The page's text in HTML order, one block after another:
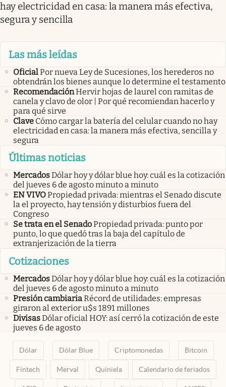
hay electricidad en casa: la manera más efectiva,
segura y sencilla
Las más leídas
OficialPor nueva Ley de Sucesiones, los herederos no
obtendrán los bienes aunque lo determine el testamento
RecomendaciónHervir hojas de laurel con ramitas de
canela y clavo de olor | Por qué recomiendan hacerlo y
para qué sirve
Clave Cómo cargar la batería del celular cuando no hay
electricidad en casa: la manera más efectiva, sencilla y
segura
Últimas noticias
MercadosDólar hoy y dólar blue hoy: cuál es la cotización
del jueves 6 de agosto minuto a minuto
EN VIVOPropiedad privada: mientras el Senado discute
la el proyecto, hay tensión y disturbios fuera del
Congreso
Se trata en el SenadoPropiedad privada: punto por
punto, lo que quedó tras la baja del capítulo de
extranjerización de la tierra
Cotizaciones
MercadosDólar hoy y dólar blue hoy: cuál es la cotización
del jueves 6 de agosto minuto a minuto
Presión cambiariaRécord de utilidades: empresas
giraron al exterior u$s 1891 millones
DivisasDólar oficial HOY: así cerró la cotización de este
jueves 6 de agosto
Dólar Dólar Blue Criptomonedas Bitcoin
Fintech Merval Quiniela Calendario de feriados